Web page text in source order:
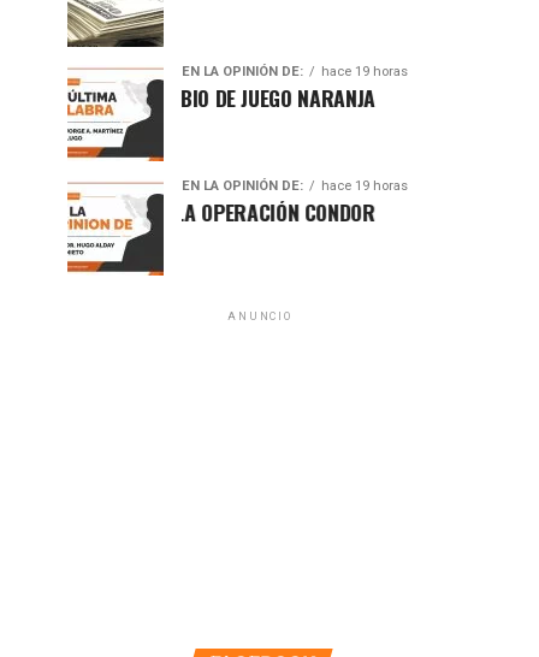
EN LA OPINIÓN DE: hace 19 horas
CAMBIO DE JUEGO NARANJA
EN LA OPINIÓN DE: hace 19 horas
A 50 AÑOS DE LA OPERACIÓN CONDOR
ANUNCIO